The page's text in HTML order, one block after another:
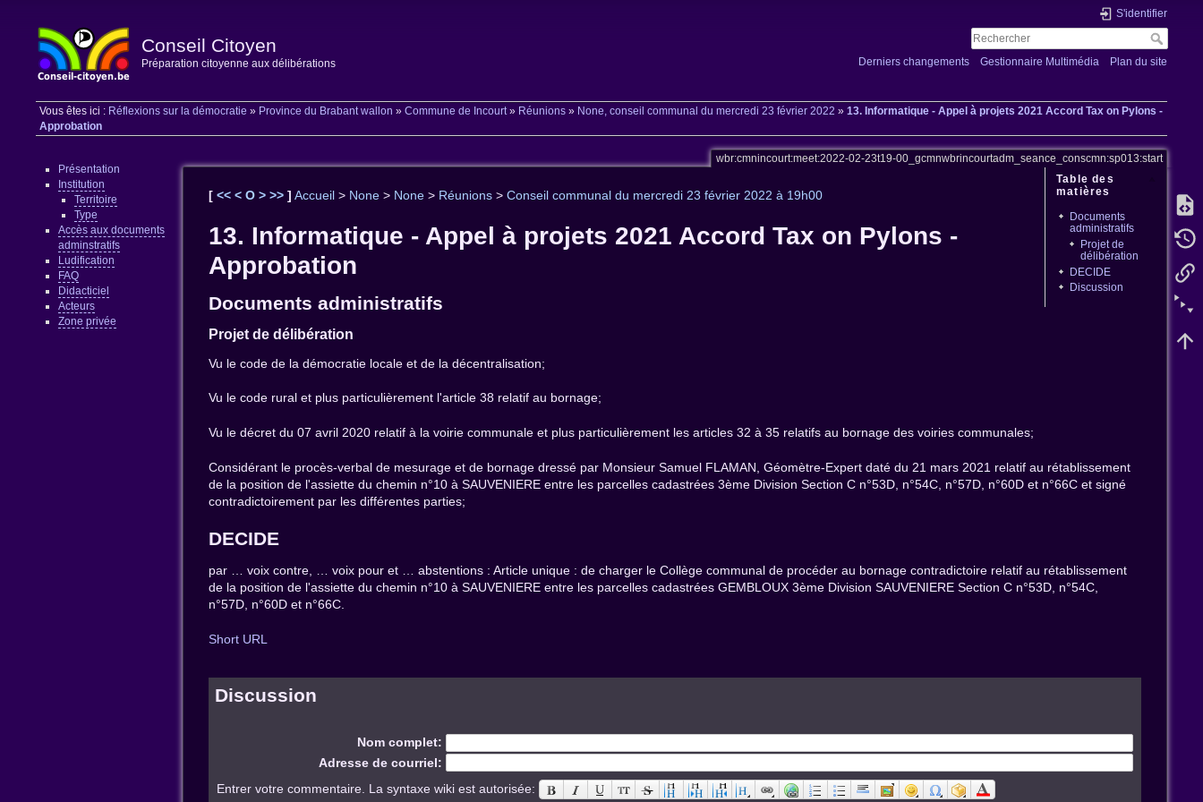
Conseil Citoyen
Préparation citoyenne aux délibérations
S'identifier
Derniers changements Gestionnaire Multimédia Plan du site
Vous êtes ici : Réflexions sur la démocratie » Province du Brabant wallon »Commune de Incourt» Réunions » None, conseil communal du mercredi 23 février 2022 »13. Informatique - Appel à projets 2021 Accord Tax on Pylons -
Approbation
Présentation
Institution
Territoire
Type
Accès aux documents
adminstratifs
Ludification
FAQ
Didacticiel
Acteurs
Zone privée
wbr:cmnincourt:meet:2022-02-23t19-00_gcmnwbrincourtadm_seance_conscmn:sp013:start
Table des
matières
Documents
administratifs
Projet de
délibération
DECIDE
Discussion
[<<<O>>>] Accueil > None > None > Réunions >Conseil communal du mercredi 23 février 2022 à 19h00
13. Informatique - Appel à projets 2021 Accord Tax on Pylons -
Approbation
Documents administratifs
Projet de délibération
Vu le code de la démocratie locale et de la décentralisation;
Vu le code rural et plus particulièrement l'article 38 relatif au bornage;
Vu le décret du 07 avril 2020 relatif à la voirie communale et plus particulièrement les articles 32 à 35 relatifs au bornage des voiries communales;
Considérant le procès-verbal de mesurage et de bornage dressé par Monsieur Samuel FLAMAN, Géomètre-Expert daté du 21 mars 2021 relatif au rétablissement
de la position de l'assiette du chemin n°10 à SAUVENIERE entre les parcelles cadastrées 3ème Division Section C n°53D, n°54C, n°57D, n°60D et n°66C et signé
contradictoirement par les différentes parties;
DECIDE
par … voix contre, … voix pour et … abstentions : Article unique : de charger le Collège communal de procéder au bornage contradictoire relatif au rétablissement
de la position de l'assiette du chemin n°10 à SAUVENIERE entre les parcelles cadastrées GEMBLOUX 3ème Division SAUVENIERE Section C n°53D, n°54C,
n°57D, n°60D et n°66C.
Short URL
Discussion
Nom complet:
Adresse de courriel:
Entrer votre commentaire. La syntaxe wiki est autorisée: